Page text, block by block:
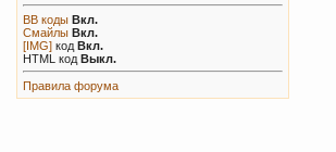
BB коды Вкл.
Смайлы Вкл.
[IMG] код Вкл.
HTML код Выкл.
Правила форума